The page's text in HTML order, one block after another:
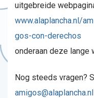
uitgebreide
www.alaplancha.nl/
gos-con-derechos
onderaan deze lange
Nog steeds vragen?
amigos@alaplancha.nl